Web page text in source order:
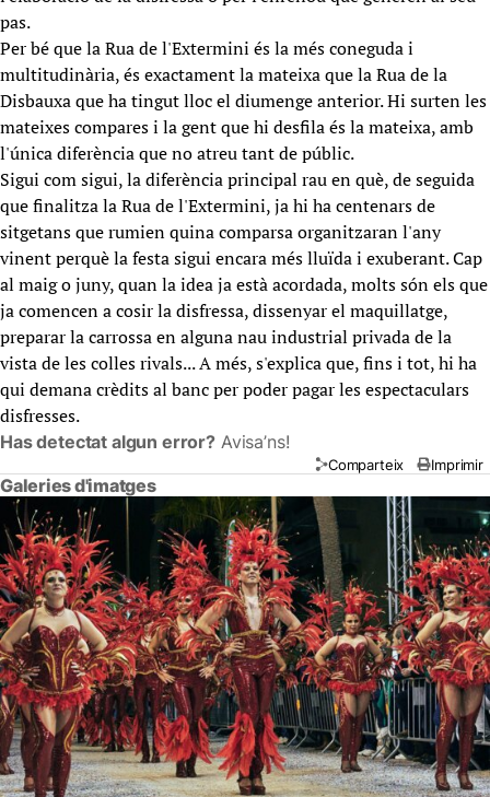
pas.
Per bé que la Rua de l'Extermini és la més coneguda i
multitudinària, és exactament la mateixa que la Rua de la
Disbauxa que ha tingut lloc el diumenge anterior. Hi surten les
mateixes compares i la gent que hi desfila és la mateixa, amb
l'única diferència que no atreu tant de públic.
Sigui com sigui, la diferència principal rau en què, de seguida
que finalitza la Rua de l'Extermini, ja hi ha centenars de
sitgetans que rumien quina comparsa organitzaran l'any
vinent perquè la festa sigui encara més lluïda i exuberant. Cap
al maig o juny, quan la idea ja està acordada, molts són els que
ja comencen a cosir la disfressa, dissenyar el maquillatge,
preparar la carrossa en alguna nau industrial privada de la
vista de les colles rivals... A més, s'explica que, fins i tot, hi ha
qui demana crèdits al banc per poder pagar les espectaculars
disfresses.
Has detectat algun error? Avisa’ns!
Comparteix Imprimir
Galeries d'imatges